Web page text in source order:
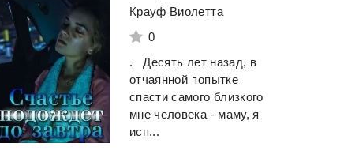
Крауф Виолетта
0
. Десять лет назад, в
отчаянной попытке
спасти самого близкого
мне человека - маму, я
исп...